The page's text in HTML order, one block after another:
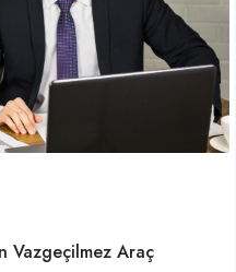
Vazgeçilmez Araç